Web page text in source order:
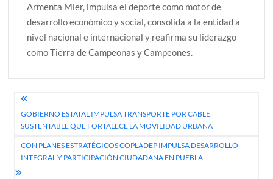
Armenta Mier, impulsa el deporte como motor de
desarrollo económico y social, consolida a la entidad a
nivel nacional e internacional y reafirma su liderazgo
como Tierra de Campeonas y Campeones.
Navegación
de
entradas
GOBIERNO ESTATAL IMPULSA TRANSPORTE POR CABLE
SUSTENTABLE QUE FORTALECE LA MOVILIDAD URBANA
CON PLANES ESTRATÉGICOS COPLADEP IMPULSA DESARROLLO
INTEGRAL Y PARTICIPACIÓN CIUDADANA EN PUEBLA